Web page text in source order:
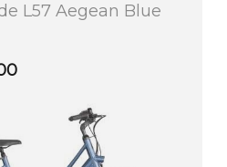
L57 Aegean Blue